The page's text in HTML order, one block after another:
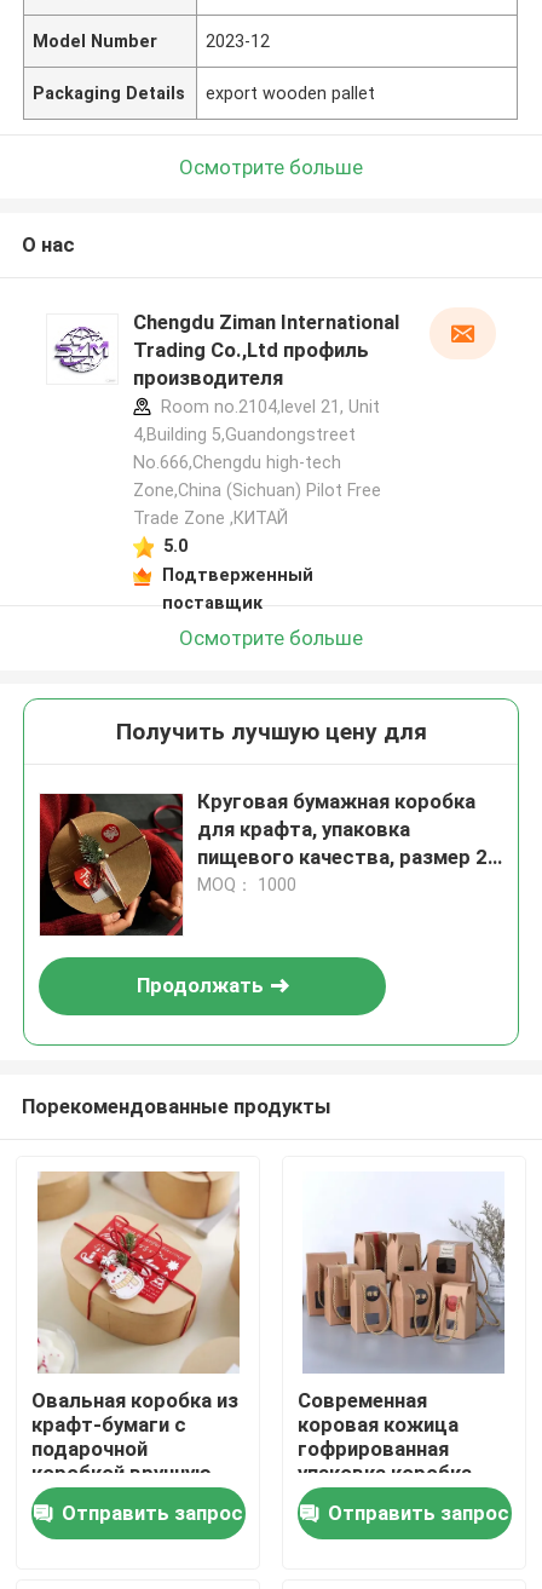
Дом
Продукты
Model Number 2023-12
Packaging Details export wooden pallet
Осмотрите больше
О нас
Chengdu Ziman International
Trading Co.,Ltd профиль
производителя
Room no.2104,level 21, Unit
4,Building 5,Guandongstreet
No.666,Chengdu high-tech
Zone,China (Sichuan) Pilot Free
Trade Zone ,КИТАЙ
5.0
Подтверженный
поставщик
Осмотрите больше
Получить лучшую цену для
Круговая бумажная коробка
для крафта, упаковка
пищевого качества, размер 23
* 23 * 12,5 коробка для
MOQ： 1000
Продолжать
Порекомендованные продукты
Овальная коробка из
крафт-бумаги с
подарочной
коробкой вручную,
коробка с печеньем,
коробка с
конфетами, коробка
Отправить запрос
Современная
коровая кожица
гофрированная
упаковка коробка
медная фруктовая
коробка на заказ
логотип
Отправить запрос